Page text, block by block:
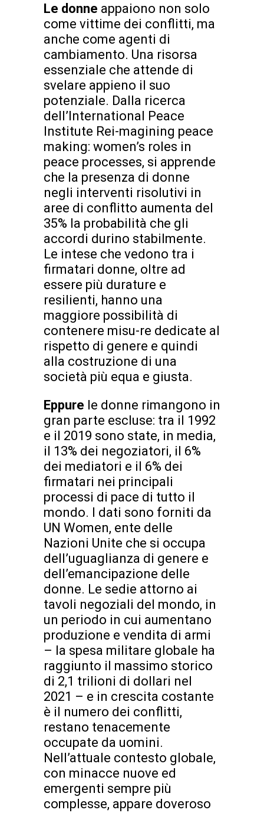
Le donne appaiono non solo
come vittime dei conflitti, ma
anche come agenti di
cambiamento. Una risorsa
essenziale che attende di
svelare appieno il suo
potenziale. Dalla ricerca
dell’International Peace
Institute Rei-magining peace
making: women’s roles in
peace processes, si apprende
che la presenza di donne
negli interventi risolutivi in
aree di conflitto aumenta del
35% la probabilità che gli
accordi durino stabilmente.
Le intese che vedono tra i
firmatari donne, oltre ad
essere più durature e
resilienti, hanno una
maggiore possibilità di
contenere misu-re dedicate al
rispetto di genere e quindi
alla costruzione di una
società più equa e giusta.
Eppure le donne rimangono in
gran parte escluse: tra il 1992
e il 2019 sono state, in media,
il 13% dei negoziatori, il 6%
dei mediatori e il 6% dei
firmatari nei principali
processi di pace di tutto il
mondo. I dati sono forniti da
UN Women, ente delle
Nazioni Unite che si occupa
dell’uguaglianza di genere e
dell’emancipazione delle
donne. Le sedie attorno ai
tavoli negoziali del mondo, in
un periodo in cui aumentano
produzione e vendita di armi
– la spesa militare globale ha
raggiunto il massimo storico
di 2,1 trilioni di dollari nel
2021 – e in crescita costante
è il numero dei conflitti,
restano tenacemente
occupate da uomini.
Nell’attuale contesto globale,
con minacce nuove ed
emergenti sempre più
complesse, appare doveroso